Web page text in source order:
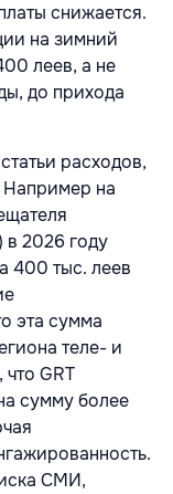
снижается.
на зимний
леев, а не
до прихода
расходов,
Например на
в 2026 году
400 тыс. леев
эта сумма
теле- и
GRT
сумму более
СМИ,